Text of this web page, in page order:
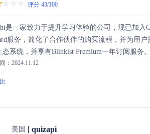
评分 43/100
是一家致力于提升学习体验的公司，现已加入
服务，简化了合作伙伴的购买流程，并为用
态系统，并享有Blinkist Premium一年订阅服务
功能，如1-Click Buy和高级分析工具。
：2024.11.12
美国 quizapi